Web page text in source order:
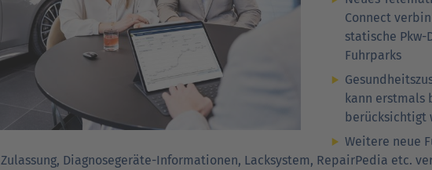
Connect
statische
Fuhrparks
kann erstmals
berücksichtigt
Weitere neue
Zulassung, Diagnosegeräte-Informationen, Lacksystem, RepairPedia etc.